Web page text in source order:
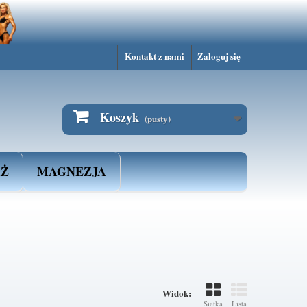
przeglądarce.
Zaloguj się
Kontakt z nami
Koszyk (pusty)
MAGNEZJA
Widok:
Siatka Lista